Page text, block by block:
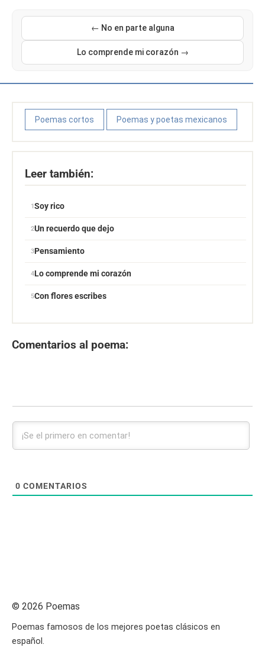
← No en parte alguna
Lo comprende mi corazón →
Poemas cortos Poemas y poetas mexicanos
Leer también:
Soy rico
Un recuerdo que dejo
Pensamiento
Lo comprende mi corazón
Con flores escribes
Comentarios al poema:
0 COMENTARIOS
© 2026 Poemas
Poemas famosos de los mejores poetas clásicos en
español.